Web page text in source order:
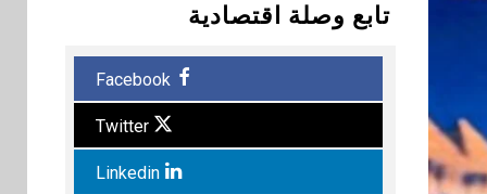
تابع وصلة اقتصادية
Facebook
Twitter
Linkedin